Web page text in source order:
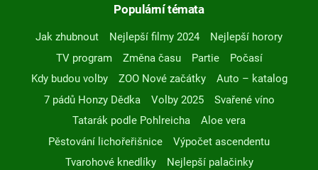
Populární témata
Jak zhubnout Nejlepší filmy 2024
Nejlepší horory
TV program
Změna času Partie
Počasí
Kdy budou volby
ZOO Nové začátky
Auto – katalog
7 pádů Honzy Dědka
Volby 2025
Svařené víno
Tatarák podle Pohlreicha
Aloe vera
Pěstování lichořeřišnice
Výpočet ascendentu
Tvarohové knedlíky
Nejlepší palačinky